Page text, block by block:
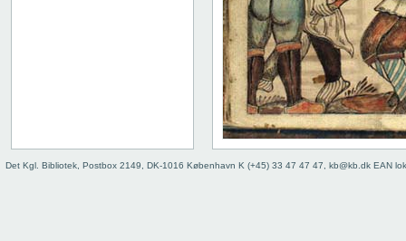
Det Kgl. Bibliotek, Postbox 2149, DK-1016 København K (+45) 33 47 47 47, kb@kb.dk EAN